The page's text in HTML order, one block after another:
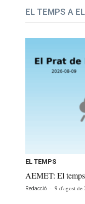
EL TEMPS A
EL TEMPS
AEMET: El
Redacció - 9 d'agost de